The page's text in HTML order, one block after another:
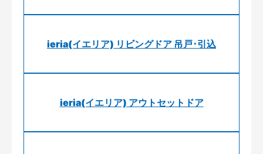
ieria(イエリア) リビングドア 吊戸･引込
ieria(イエリア) アウトセットドア